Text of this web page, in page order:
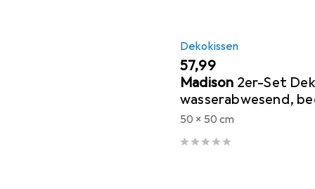
Dekokissen
EUR
57,99
Madison 2er-Set
wasserabwesend,
Outdoorkissen,
50 x 10 cm
50 x 50 cm